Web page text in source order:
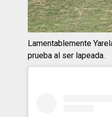
Lamentablemente
prueba al ser lapeada.